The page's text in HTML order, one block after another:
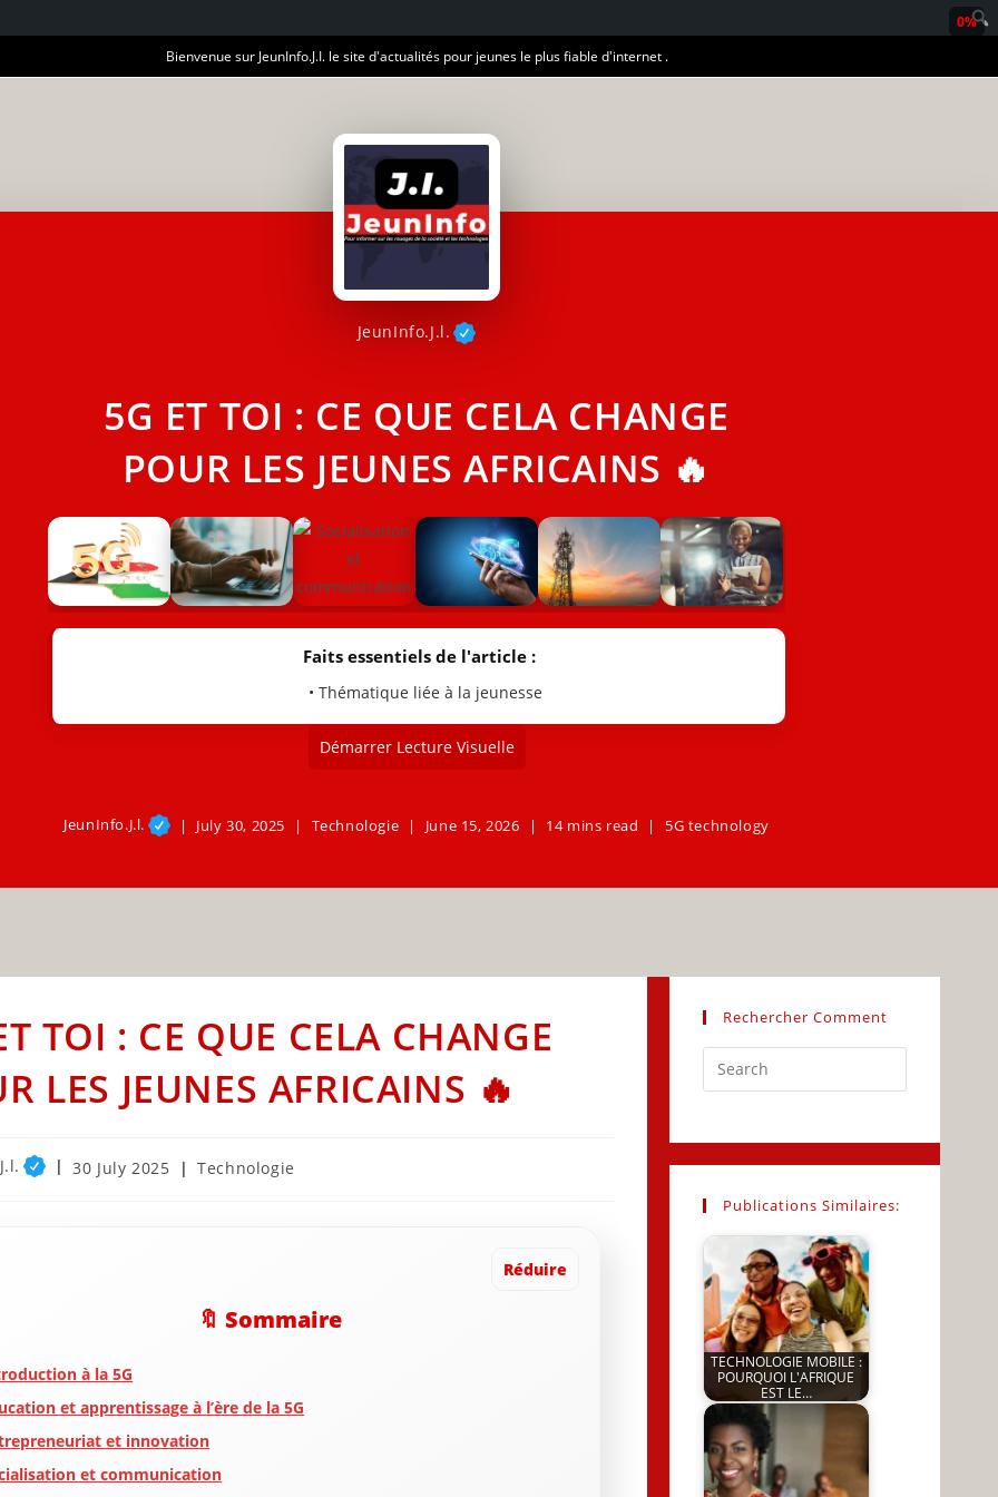
Bienvenue sur JeunInfo.J.I. le site d'actualités pour jeunes le plus fiable d'internet .
JeunInfo.J.l.
5G ET TOI : CE QUE CELA CHANGE
POUR LES JEUNES AFRICAINS 🔥
Faits essentiels de l'article :
• Thématique liée à la jeunesse
Démarrer Lecture Visuelle
JeunInfo.J.l. July 30, 2025 Technologie June 15, 2026 14 mins read 5G technology
TOI : CE QUE CELA CHANGE
LES JEUNES AFRICAINS 🔥
Post
30 July 2025
Post
Technologie
Réduire
🔖 Sommaire
à la 5G
et apprentissage à l’ère de la 5G
et innovation
et communication
Rechercher Comment
Escape
close
the
Publications Similaires:
TECHNOLOGIE MOBILE :
POURQUOI L'AFRIQUE
EST LE…
by
JeunInfo.J.l.
0%